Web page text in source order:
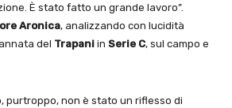
È stato fatto un grande lavoro”.
Aronica, analizzando con lucidità
del Trapani in Serie C, sul campo e
purtroppo, non è stato un riflesso di